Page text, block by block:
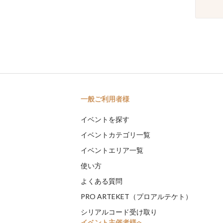
一般ご利用者様
イベントを探す
イベントカテゴリ一覧
イベントエリア一覧
使い方
よくある質問
PRO ARTEKET（プロアルテケト）
シリアルコード受け取り